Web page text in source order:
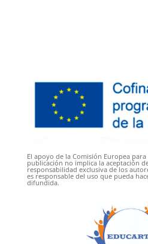
El apoyo de la Comisión Europea
publicación no implica la aceptación
responsabilidad exclusiva de los
es responsable del uso que pueda
difundida.